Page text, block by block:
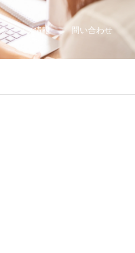
ショップ情報 問い合わせ